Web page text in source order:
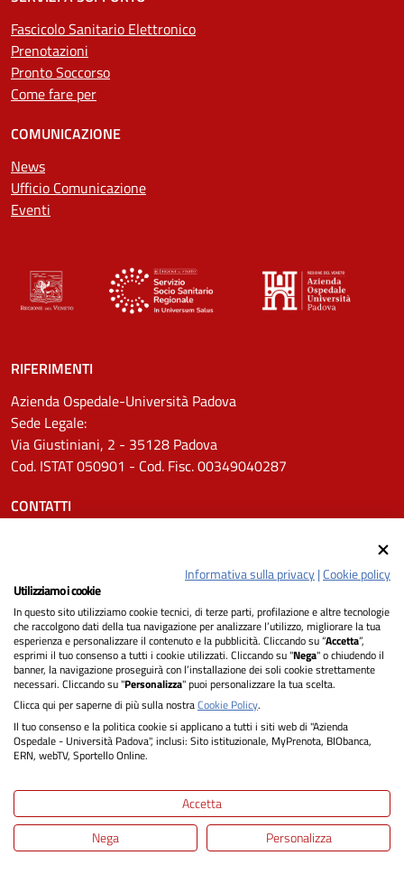
Fascicolo Sanitario Elettronico
Prenotazioni
Pronto Soccorso
Come fare per
COMUNICAZIONE
News
Ufficio Comunicazione
Eventi
RIFERIMENTI
Azienda Ospedale-Università Padova
Sede Legale:
Via Giustiniani, 2 - 35128 Padova
Cod. ISTAT 050901 - Cod. Fisc. 00349040287
CONTATTI
Pec: protocollo.aopd@pecveneto.it
SEGUICI SU
Privacy
Dichiarazione di Accessibilità
Mappa del sito
Informativa sulla privacy|Cookie policy
Utilizziamo i cookie
In questo sito utilizziamo cookie tecnici, di terze parti, profilazione e altre tecnologie
che raccolgono dati della tua navigazione per analizzare l’utilizzo, migliorare la tua
esperienza e personalizzare il contenuto e la pubblicità. Cliccando su “Accetta”,
esprimi il tuo consenso a tutti i cookie utilizzati. Cliccando su "Nega" o chiudendo il
banner, la navigazione proseguirà con l’installazione dei soli cookie strettamente
necessari. Cliccando su "Personalizza" puoi personalizzare la tua scelta.
Clicca qui per saperne di più sulla nostraCookie Policy.
Il tuo consenso e la politica cookie si applicano a tutti i siti web di "Azienda
Ospedale - Università Padova", inclusi: Sito istituzionale, MyPrenota, BIObanca,
ERN, webTV, Sportello Online.
Accetta
Nega
Personalizza